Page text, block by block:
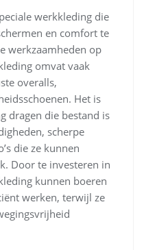
werkkleding die
en comfort te
werkzaamheden op
omvat vaak
overalls,
Het is
dragen die bestand is
scherpe
die ze kunnen
Door te investeren in
kunnen boeren
werken, terwijl ze